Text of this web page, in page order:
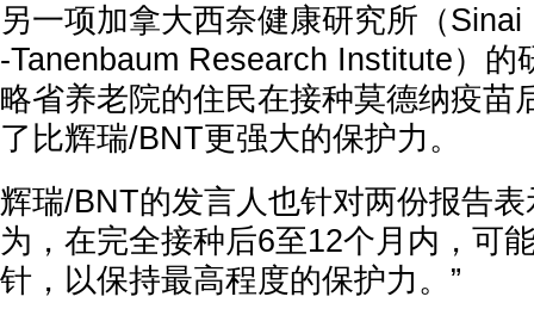
另一项加拿大西奈健康研究所（
-Tanenbaum Research Institute）的
略省养老院的住民在接种莫德纳疫苗
了比辉瑞/BNT更强大的保护力。
辉瑞/BNT的发言人也针对两份报告表
为，在完全接种后6至12个月内，可
针，以保持最高程度的保护力。”